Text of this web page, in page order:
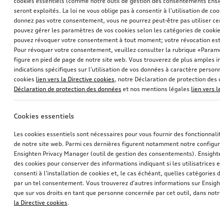
seront exploités. La loi ne vous oblige pas à consentir à l’utilisation de
donnez pas votre consentement, vous ne pourrez peut-être pas utiliser
pouvez gérer les paramètres de vos cookies selon les catégories de
pouvez révoquer votre consentement à tout moment; votre révocation
Pour révoquer votre consentement, veuillez consulter la rubrique
figure en pied de page de notre site web. Vous trouverez de plus amples
indications spécifiques sur l’utilisation de vos données à caractère
cookies lien vers la Directive cookies, notre Déclaration de protection des
Déclaration de protection des données et nos mentions légales lien vers
Cookies essentiels
Les cookies essentiels sont nécessaires pour vous fournir des
de notre site web. Parmi ces dernières figurent notamment notre
Ensighten Privacy Manager (outil de gestion des consentements).
des cookies pour conserver des informations indiquant si les utilisatrices
consenti à l’installation de cookies et, le cas échéant, quelles catégories
par un tel consentement. Vous trouverez d’autres informations sur
que sur vos droits en tant que personne concernée par cet outil, dans
la Directive cookies.